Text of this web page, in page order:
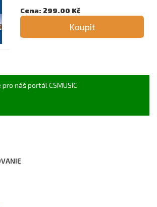
Cena: 299.00 Kč
Koupit
náš portál CSMUSIC